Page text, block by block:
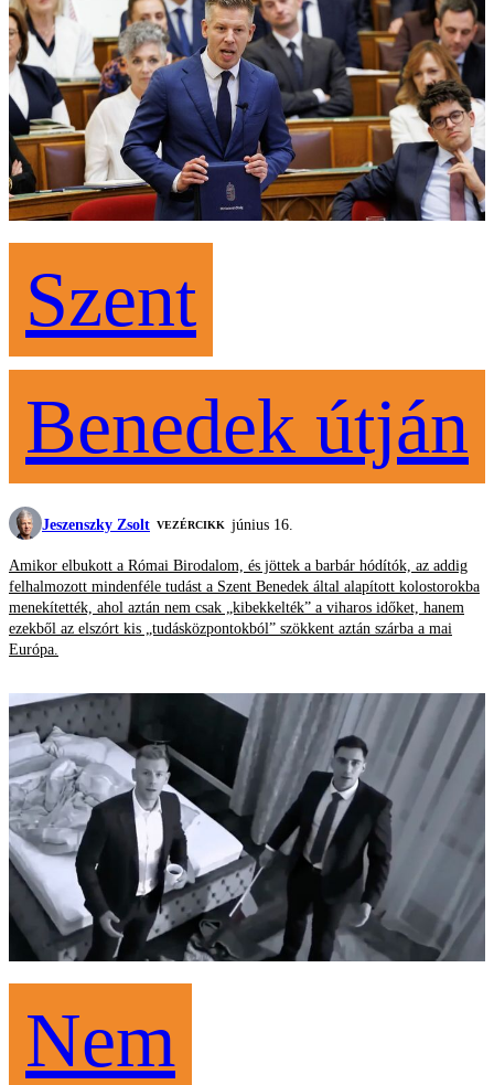
Szent
Benedek útján
Jeszenszky Zsolt VEZÉRCIKK június 16.
Amikor elbukott a Római Birodalom, és jöttek a barbár hódítók, az addig
felhalmozott mindenféle tudást a Szent Benedek által alapított kolostorokba
menekítették, ahol aztán nem csak „kibekkelték” a viharos időket, hanem
ezekből az elszórt kis „tudásközpontokból” szökkent aztán szárba a mai
Európa.
Nem